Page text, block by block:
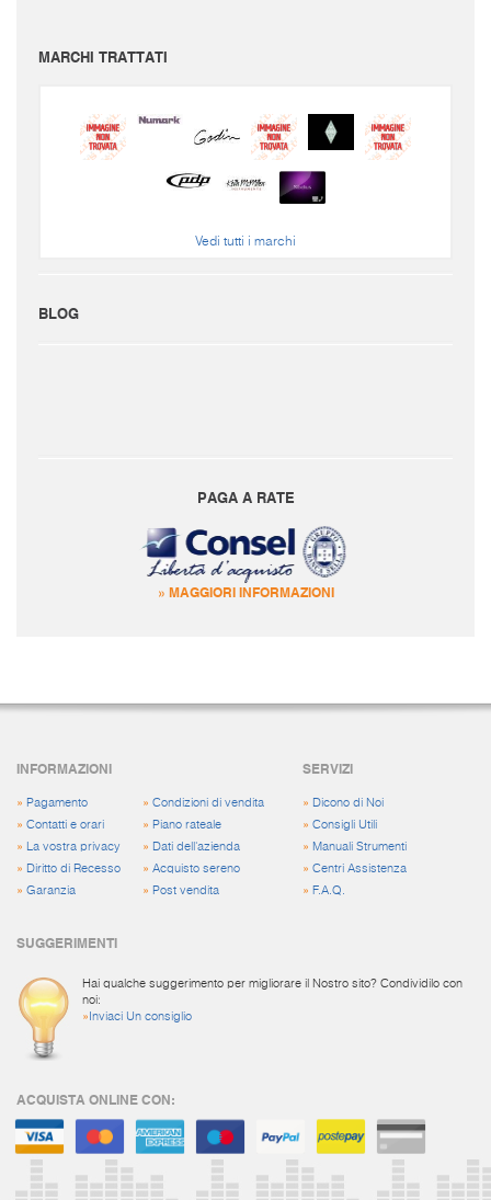
MARCHI TRATTATI
Vedi tutti i marchi
BLOG
PAGA A RATE
» MAGGIORI INFORMAZIONI
INFORMAZIONI
» Pagamento
» Contatti e orari
»
La vostra privacy
» Diritto di Recesso
» Garanzia
» Condizioni di vendita
» Piano rateale
» Dati dell'azienda
» Acquisto sereno
» Post vendita
SERVIZI
» Dicono di Noi
»Consigli Utili
» Manuali Strumenti
»Centri Assistenza
» F.A.Q.
SUGGERIMENTI
Hai qualche suggerimento per migliorare il Nostro sito? Condividilo con
noi:
» Inviaci Un consiglio
ACQUISTA ONLINE CON: